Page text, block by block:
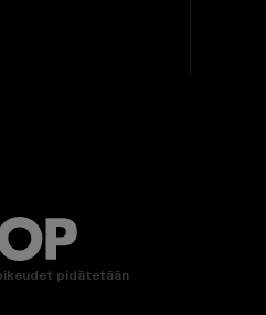
pidätetään